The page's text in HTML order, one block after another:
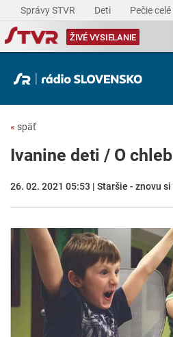
Správy STVR Deti Pečie
ŽIVÉ VYSIELANIE
« späť
Ivanine deti / O
26. 02. 2021 05:53 | Staršie - znovu